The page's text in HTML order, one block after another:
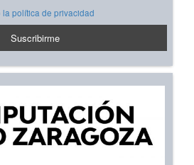
política de privacidad